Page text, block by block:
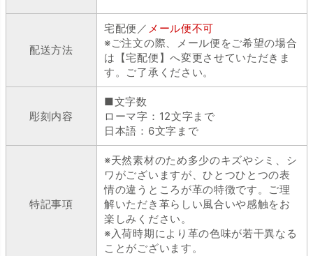
配送方法
宅配便／ メール便不可
※ご注文の際、メール便をご希望の場合
は【宅配便】へ変更させていただきま
す。ご了承ください。
彫刻内容
■文字数
ローマ字：12文字まで
日本語：6文字まで
特記事項
※天然素材のため多少のキズやシミ、シ
ワがございますが、ひとつひとつの表
情の違うところが革の特徴です。ご理
解いただき革らしい風合いや感触をお
楽しみください。
※入荷時期により革の色味が若干異なる
ことがございます。